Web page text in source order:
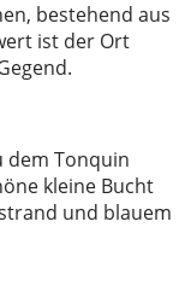
bestehend aus
ist der Ort
dem Tonquin
kleine Bucht
und blauem